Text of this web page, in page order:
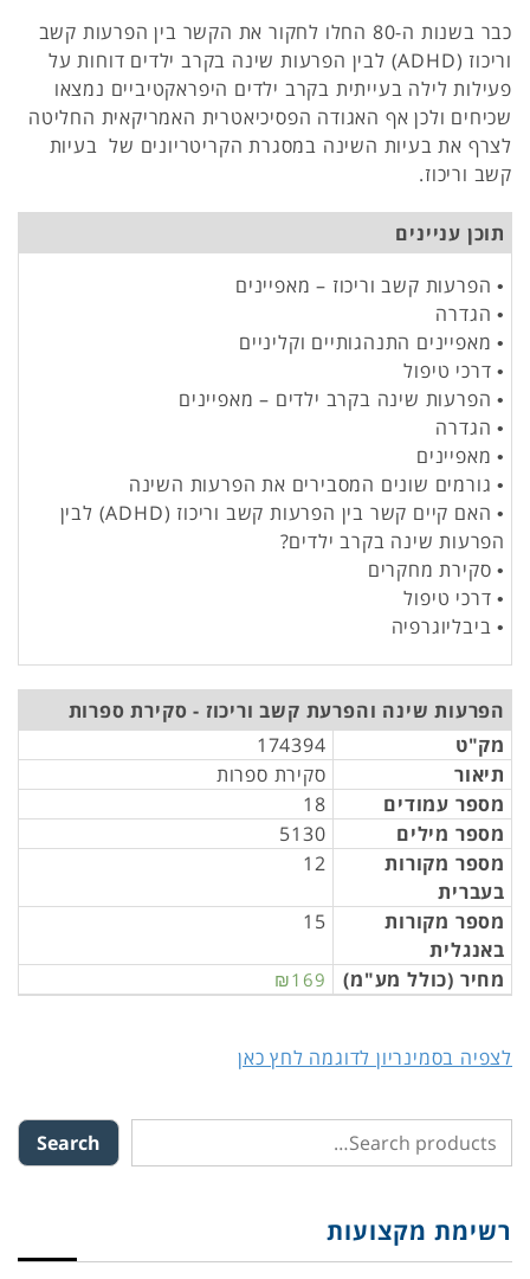
כבר בשנות ה-80 החלו לחקור את הקשר בין הפרעות קשב
וריכוז (ADHD) לבין הפרעות שינה בקרב ילדים דוחות על
פעילות לילה בעייתית בקרב ילדים היפראקטיביים נמצאו
שכיחים ולכן אף האגודה הפסיכיאטרית האמריקאית החליטה
לצרף את בעיות השינה במסגרת הקריטריונים של בעיות
קשב וריכוז.
תוכן עניינים
• הפרעות קשב וריכוז – מאפיינים
• הגדרה
• מאפיינים התנהגותיים וקליניים
• דרכי טיפול
• הפרעות שינה בקרב ילדים – מאפיינים
• הגדרה
• מאפיינים
• גורמים שונים המסבירים את הפרעות השינה
• האם קיים קשר בין הפרעות קשב וריכוז (ADHD) לבין
הפרעות שינה בקרב ילדים?
• סקירת מחקרים
• דרכי טיפול
• ביבליוגרפיה
הפרעות שינה והפרעת קשב וריכוז - סקירת ספרות
מק"ט
174394
תיאור
סקירת ספרות
מספר עמודים
18
מספר מילים
5130
מספר מקורות
בעברית
12
מספר מקורות
באנגלית
15
מחיר (כולל מע"מ) ₪169
לצפיה בסמינריון לדוגמה לחץ כאן
Search
רשימת מקצועות